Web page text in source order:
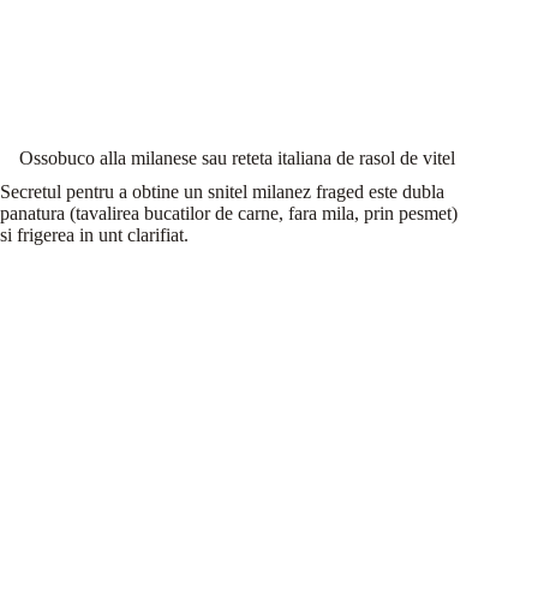
Ossobuco alla milanese sau reteta italiana de rasol de vitel
Secretul pentru a obtine un snitel milanez fraged este dubla
panatura (tavalirea bucatilor de carne, fara mila, prin pesmet)
si frigerea in unt clarifiat.